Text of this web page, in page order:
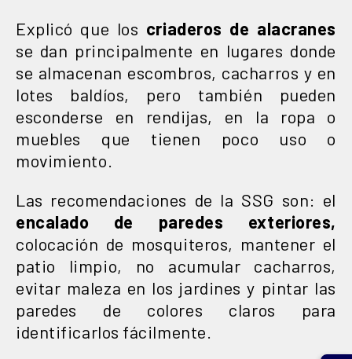
Explicó que los criaderos de alacranes
se dan principalmente en lugares donde
se almacenan escombros, cacharros y en
lotes baldíos, pero también pueden
esconderse en rendijas, en la ropa o
muebles que tienen poco uso o
movimiento.
Las recomendaciones de la SSG son: el
encalado de paredes exteriores,
colocación de mosquiteros, mantener el
patio limpio, no acumular cacharros,
evitar maleza en los jardines y pintar las
paredes de colores claros para
identificarlos fácilmente.